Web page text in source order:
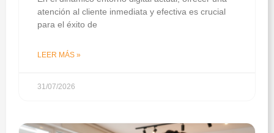
atención al cliente inmediata y efectiva es crucial
para el éxito de
LEER MÁS »
31/07/2026